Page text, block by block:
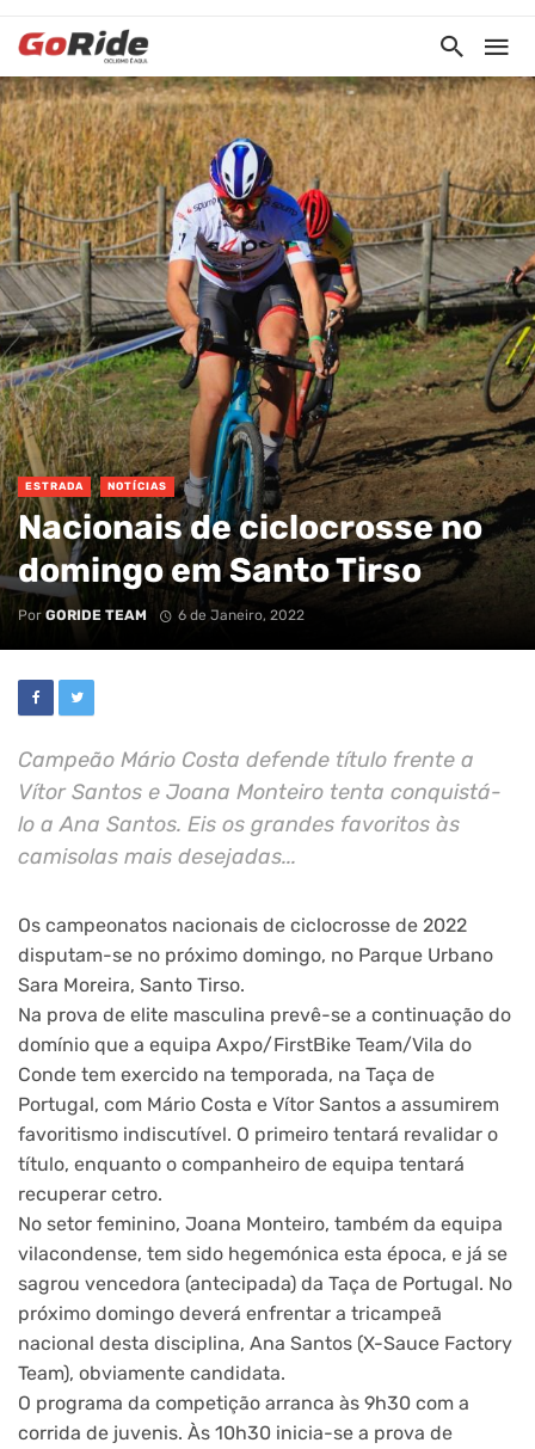
ESTRADA NOTÍCIAS
Nacionais de ciclocrosse no
domingo em Santo Tirso
Por GORIDE TEAM 6 de Janeiro, 2022
Campeão Mário Costa defende título frente a
Vítor Santos e Joana Monteiro tenta conquistá-
lo a Ana Santos. Eis os grandes favoritos às
camisolas mais desejadas...
Os campeonatos nacionais de ciclocrosse de 2022
disputam-se no próximo domingo, no Parque Urbano
Sara Moreira, Santo Tirso.
Na prova de elite masculina prevê-se a continuação do
domínio que a equipa Axpo/FirstBike Team/Vila do
Conde tem exercido na temporada, na Taça de
Portugal, com Mário Costa e Vítor Santos a assumirem
favoritismo indiscutível. O primeiro tentará revalidar o
título, enquanto o companheiro de equipa tentará
recuperar cetro.
No setor feminino, Joana Monteiro, também da equipa
vilacondense, tem sido hegemónica esta época, e já se
sagrou vencedora (antecipada) da Taça de Portugal. No
próximo domingo deverá enfrentar a tricampeã
nacional desta disciplina, Ana Santos (X-Sauce Factory
Team), obviamente candidata.
O programa da competição arranca às 9h30 com a
corrida de juvenis. Às 10h30 inicia-se a prova de